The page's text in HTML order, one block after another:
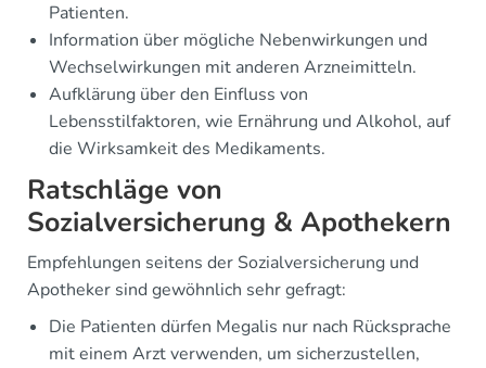
Patienten.
Information über mögliche Nebenwirkungen und
Wechselwirkungen mit anderen Arzneimitteln.
Aufklärung über den Einfluss von
Lebensstilfaktoren, wie Ernährung und Alkohol, auf
die Wirksamkeit des Medikaments.
Ratschläge von
Sozialversicherung & Apothekern
Empfehlungen seitens der Sozialversicherung und
Apotheker sind gewöhnlich sehr gefragt:
Die Patienten dürfen Megalis nur nach Rücksprache
mit einem Arzt verwenden, um sicherzustellen,